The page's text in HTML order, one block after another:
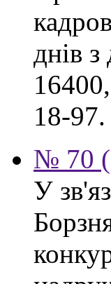
днів
18-97.
№ 70
У